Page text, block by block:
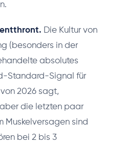
Die Kultur von
(besonders in der
absolutes
Standard-Signal für
2026 sagt,
die letzten paar
Muskelversagen sind
bei 2 bis 3